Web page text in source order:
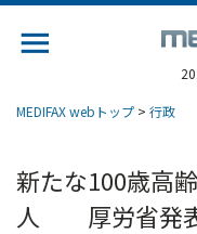
MEDIFAX webトップ > 行政
新たな100歳高
人 厚労省発